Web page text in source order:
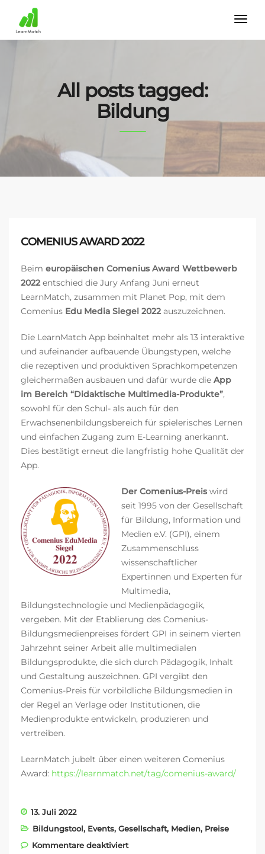
All posts tagged:
Bildung
COMENIUS AWARD 2022
Beim europäischen Comenius Award Wettbewerb
2022 entschied die Jury Anfang Juni erneut
LearnMatch, zusammen mit Planet Pop, mit dem
Comenius Edu Media Siegel 2022 auszuzeichnen.
Die LearnMatch App beinhaltet mehr als 13 interaktive
und aufeinander aufbauende Übungstypen, welche
die rezeptiven und produktiven Sprachkompetenzen
gleichermaßen ausbauen und dafür wurde die App
im Bereich “Didaktische Multimedia-Produkte”,
sowohl für den Schul- als auch für den
Erwachsenenbildungsbereich für spielerisches Lernen
und einfachen Zugang zum E-Learning anerkannt.
Dies bestätigt erneut die langfristig hohe Qualität der
App.
Der Comenius-Preis wird
seit 1995 von der Gesellschaft
für Bildung, Information und
Medien e.V. (GPI), einem
Zusammenschluss
wissenschaftlicher
Expertinnen und Experten für
Multimedia,
Bildungstechnologie und Medienpädagogik,
vergeben. Mit der Etablierung des Comenius-
Bildungsmedienpreises fördert GPI in seinem vierten
Jahrzehnt seiner Arbeit alle multimedialen
Bildungsprodukte, die sich durch Pädagogik, Inhalt
und Gestaltung auszeichnen. GPI vergibt den
Comenius-Preis für vorbildliche Bildungsmedien in
der Regel an Verlage oder Institutionen, die
Medienprodukte entwickeln, produzieren und
vertreiben.
LearnMatch jubelt über einen weiteren Comenius
Award: https://learnmatch.net/tag/comenius-award/
13. Juli 2022
Bildungstool, Events, Gesellschaft, Medien, Preise
Kommentare deaktiviertfür COMENIUS AWARD 2022